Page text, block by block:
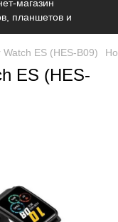
Watch ES (HES-B09)
ES (HES-